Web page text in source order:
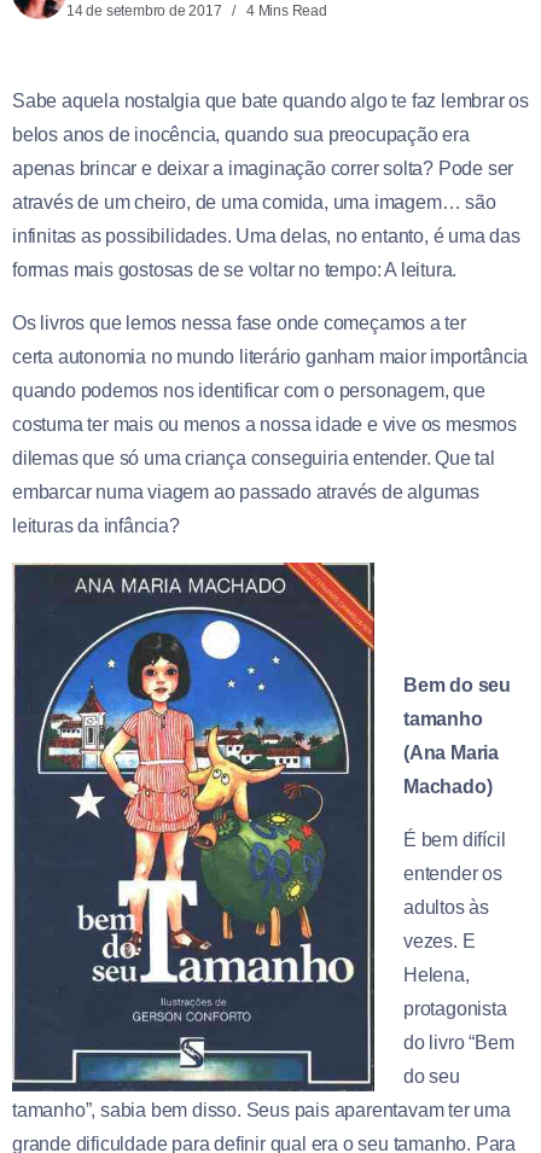
14 de setembro de 2017 4 Mins Read
Sabe aquela nostalgia que bate quando algo te faz lembrar os
belos anos de inocência, quando sua preocupação era
apenas brincar e deixar a imaginação correr solta? Pode ser
através de um cheiro, de uma comida, uma imagem… são
infinitas as possibilidades. Uma delas, no entanto, é uma das
formas mais gostosas de se voltar no tempo: A leitura.
Os livros que lemos nessa fase onde começamos a ter
certa autonomia no mundo literário ganham maior importância
quando podemos nos identificar com o personagem, que
costuma ter mais ou menos a nossa idade e vive os mesmos
dilemas que só uma criança conseguiria entender. Que tal
embarcar numa viagem ao passado através de algumas
leituras da infância?
Bem do seu
tamanho
(Ana Maria
Machado)
É bem difícil
entender os
adultos às
vezes. E
Helena,
protagonista
do livro “Bem
do seu
tamanho”, sabia bem disso. Seus pais aparentavam ter uma
grande dificuldade para definir qual era o seu tamanho. Para